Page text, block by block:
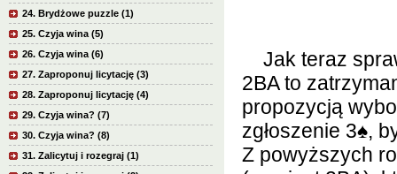
24. Brydżowe puzzle (1)
25. Czyja wina (5)
26. Czyja wina (6)
27. Zaproponuj licytację (3)
28. Zaproponuj licytację (4)
29. Czyja wina? (7)
30. Czyja wina? (8)
31. Zalicytuj i rozegraj (1)
Jak teraz
2BAto
propozycją
zgłoszenie 3♠,
Z powyższych